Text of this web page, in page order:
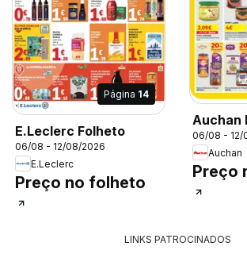
Página 14
E.Leclerc Folheto
06/08 - 12/08/2026
E.Leclerc
Preço no folheto
Auchan
06/08 - 12/
Auchan
Preço
LINKS PATROCINADOS